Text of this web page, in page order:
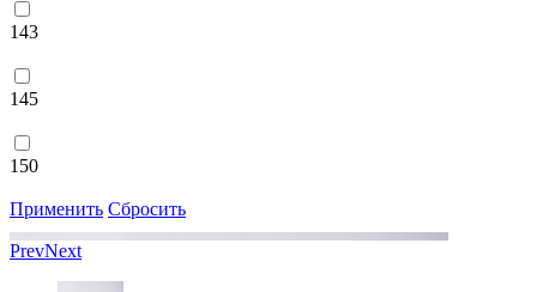
143
145
150
Применить Сбросить
PrevNext